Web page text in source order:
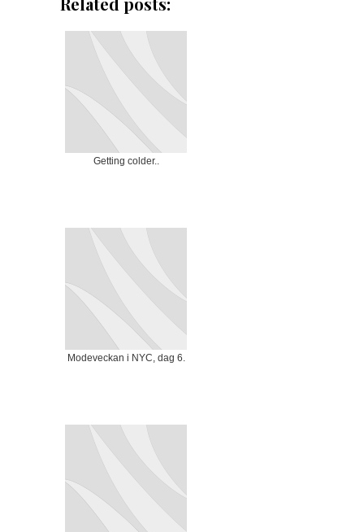
Getting colder..
Modeveckan i NYC, dag 6.